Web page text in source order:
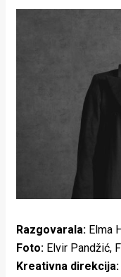
Kolumne
Život
Razgovarala: Elma
Foto: Elvir Pandžić,
Kreativna direkcija: